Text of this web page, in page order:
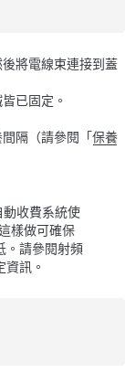
將電線束連接到蓋
已固定。
隔（請參閱「保養
動收費系統使
樣做可確保
。請參閱射頻
訊。